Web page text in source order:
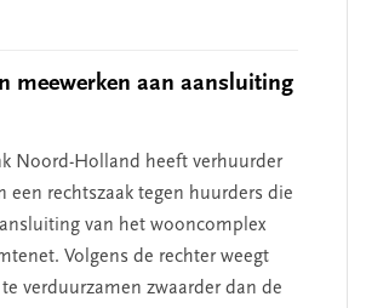
meewerken aan aansluiting
Noord-Holland heeft verhuurder
rechtszaak tegen huurders die
van het wooncomplex
Volgens de rechter weegt
verduurzamen zwaarder dan de